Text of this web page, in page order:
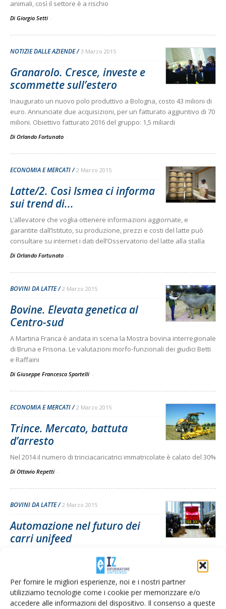
Per fornire le migliori esperienze, noi e i nostri partner
utilizziamo tecnologie come i cookie per memorizzare e/o
accedere alle informazioni del dispositivo. Il consenso a queste
animali, così il settore è a rischio
Di Giorgio Setti -
NOTIZIE DALLE AZIENDE 3 Marzo 2015
Granarolo. Cresce, investe e
scommette sull’estero
Inaugurato un nuovo polo produttivo a Bologna, costo 43 milioni di
euro. Annunciate due acquisizioni, per un fatturato aggiuntivo di 70
milioni. Obiettivo fatturato 2016 del gruppo: 1,5 miliardi
Di Orlando Fortunato -
ECONOMIA E MERCATI 2 Marzo 2015
Latte/2. Così Ismea ci informa
sui trend di...
L’allevatore che voglia ottenere informazioni aggiornate, e
garantite dall’Istituto, su produzione, prezzi e costi del latte può
consultare su internet i dati dell’Osservatorio del latte alla stalla
Di Orlando Fortunato -
BOVINI DA LATTE 2 Marzo 2015
Bovine. Elevata genetica al
Centro-sud
A Martina Franca è andata in scena la Mostra bovina interregionale
di Bruna e Frisona. Le valutazioni morfo-funzionali dei giudici Betti
e Raffaini
Di Giuseppe Francesco Sportelli -
ECONOMIA E MERCATI 2 Marzo 2015
Trince. Mercato, battuta
d’arresto
Nel 2014 il numero di trinciacaricatrici immatricolate è calato del 30%
Di Ottavio Repetti -
BOVINI DA LATTE 2 Marzo 2015
Automazione nel futuro dei
carri unifeed
Secondo Carlo Bisaglia, del Cra-Ing di Treviglio, una tecnologia di
questo tipo potrebbe migliorare le performance dell’allevamento. E
la qualità della vita dell’allevatore
Di Ottavio Repetti-